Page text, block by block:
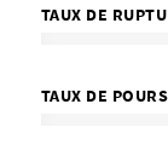
TAUX DE
TAUX DE